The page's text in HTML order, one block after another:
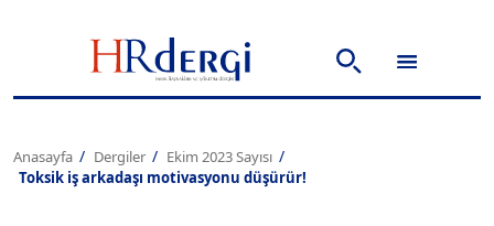
Anasayfa Dergiler
Ekim 2023 Sayısı
Toksik iş arkadaşı motivasyonu düşürür!